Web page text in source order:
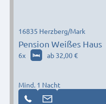
Pension Weißes Haus
16835 Herzberg/Mark
6x ab 32,00 €
Mind. 1 Nacht